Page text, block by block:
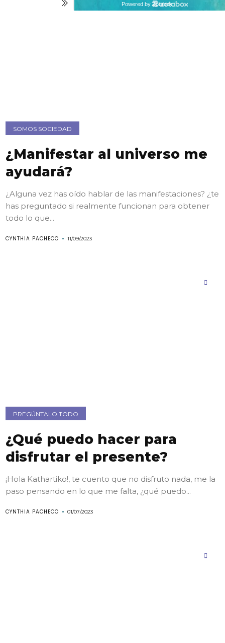
SOMOS SOCIEDAD
¿Manifestar al universo me
ayudará?
¿Alguna vez has oído hablar de las manifestaciones? ¿te
has preguntado si realmente funcionan para obtener
todo lo que...
CYNTHIA PACHECO 11/09/2023
PREGÚNTALO TODO
¿Qué puedo hacer para
disfrutar el presente?
¡Hola Kathartiko!, te cuento que no disfruto nada, me la
paso pensando en lo que me falta, ¿qué puedo...
CYNTHIA PACHECO 01/07/2023